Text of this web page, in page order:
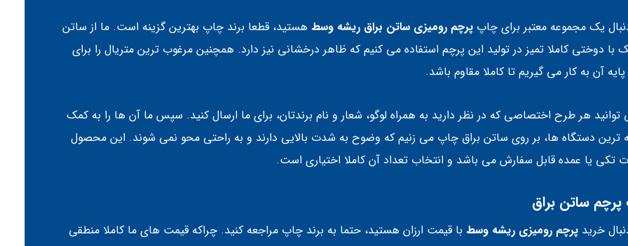
یک مجموعه معتبر برای چاپ پرچم رومیزی ساتن براق ریشه وسطهستید، قطعا برند چاپ بهترین گزینه است. ما از ساتن
با دوختی کاملا تمیز در تولید این پرچم استفاده می کنیم که ظاهر درخشانی نیز دارد. همچنین مرغوب ترین متریال را برای
آن به کار می گیریم تا کاملا مقاوم باشد.
هر طرح اختصاصی که در نظر دارید به همراه لوگو، شعار و نام برندتان، برای ما ارسال کنید. سپس ما آن ها را به کمک
ترین دستگاه ها، بر روی ساتن براق چاپ می زنیم که وضوح به شدت بالایی دارند و به راحتی محو نمی شوند. این محصول
تکی یا عمده قابل سفارش می باشد و انتخاب تعداد آن کاملا اختیاری است.
ساتن براق
خرید پرچم رومیزی ریشه وسطبا قیمت ارزان هستید، حتما به برند چاپ مراجعه کنید. چراکه قیمت های ما کاملا منطقی